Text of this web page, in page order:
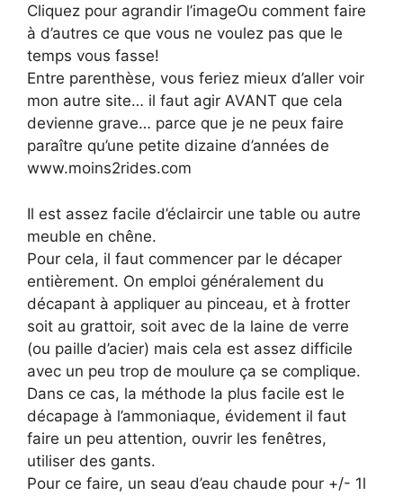
Cliquez pour agrandir l’imageOu comment faire
à d’autres ce que vous ne voulez pas que le
temps vous fasse!
Entre parenthèse, vous feriez mieux d’aller voir
mon autre site… il faut agir AVANT que cela
devienne grave… parce que je ne peux faire
paraître qu’une petite dizaine d’années de
www.moins2rides.com
Il est assez facile d’éclaircir une table ou autre
meuble en chêne.
Pour cela, il faut commencer par le décaper
entièrement. On emploi généralement du
décapant à appliquer au pinceau, et à frotter
soit au grattoir, soit avec de la laine de verre
(ou paille d’acier) mais cela est assez difficile
avec un peu trop de moulure ça se complique.
Dans ce cas, la méthode la plus facile est le
décapage à l’ammoniaque, évidement il faut
faire un peu attention, ouvrir les fenêtres,
utiliser des gants.
Pour ce faire, un seau d’eau chaude pour +/- 1l